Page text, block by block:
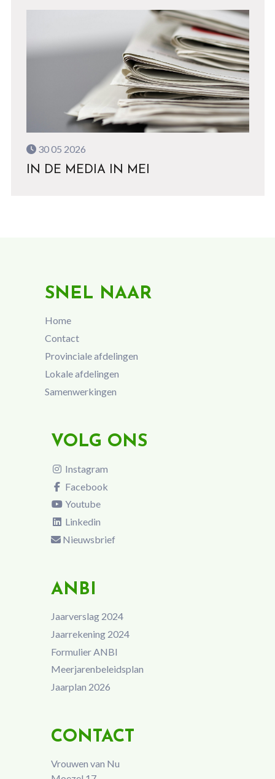
30 05 2026
IN DE MEDIA IN MEI
SNEL NAAR
Home
Contact
Provinciale afdelingen
Lokale afdelingen
Samenwerkingen
VOLG ONS
Instagram
Facebook
Youtube
Linkedin
Nieuwsbrief
ANBI
Jaarverslag 2024
Jaarrekening 2024
Formulier ANBI
Meerjarenbeleidsplan
Jaarplan 2026
CONTACT
Vrouwen van Nu